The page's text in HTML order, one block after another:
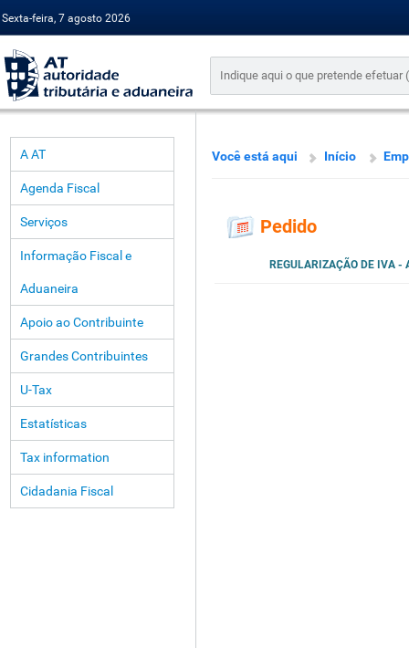
Sexta-feira, 7 agosto 2026
A AT
Agenda Fiscal
Serviços
Informação Fiscal e
Aduaneira
Apoio ao Contribuinte
Grandes Contribuintes
U-Tax
Estatísticas
Tax information
Cidadania Fiscal
Você está aqui Início
Pedido
REGULARIZAÇÃO DE IVA -